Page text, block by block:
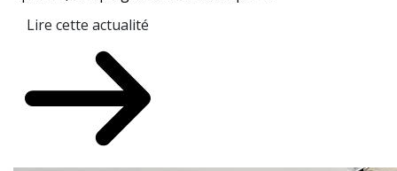
Lire cette actualité